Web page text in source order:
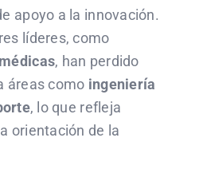
apoyo a la innovación.
líderes, como
, han perdido
áreas como ingeniería
, lo que refleja
orientación de la